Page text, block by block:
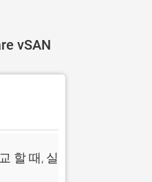
vSAN
할 때, 실시간 비교견적 앱